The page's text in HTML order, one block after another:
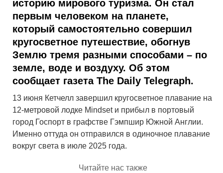
историю мирового туризма. Он стал
первым человеком на планете,
который самостоятельно совершил
кругосветное путешествие, обогнув
Землю тремя разными способами – по
земле, воде и воздуху. Об этом
сообщает газета The Daily Telegraph.
13 июня Кетчелл завершил кругосветное плавание на
12-метровой лодке Mindset и прибыл в портовый
город Госпорт в графстве Гэмпшир Южной Англии.
Именно оттуда он отправился в одиночное плавание
вокруг света в июле 2025 года.
Читайте нас также